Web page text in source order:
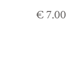
€ 7.00